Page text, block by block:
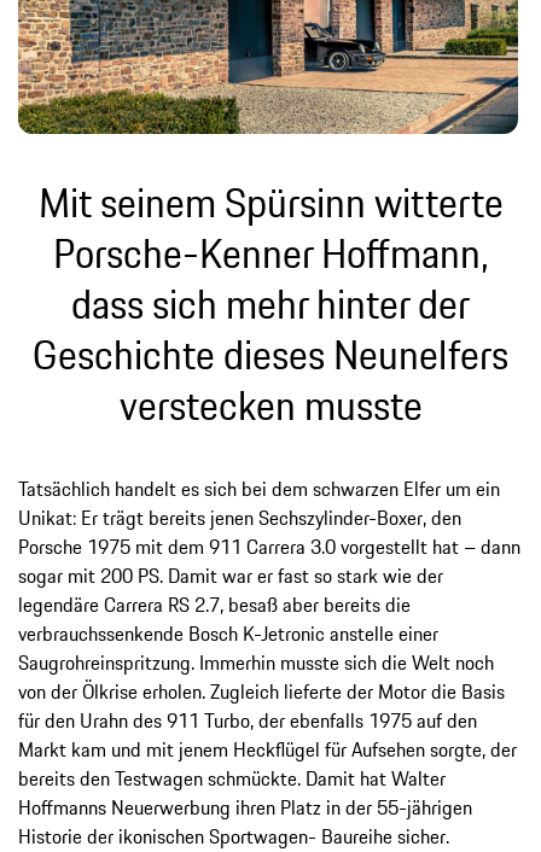
Mit seinem Spürsinn witterte
Porsche-Kenner Hoffmann,
dass sich mehr hinter der
Geschichte dieses Neunelfers
verstecken musste
Tatsächlich handelt es sich bei dem schwarzen Elfer um ein
Unikat: Er trägt bereits jenen Sechszylinder-Boxer, den
Porsche 1975 mit dem 911 Carrera 3.0 vorgestellt hat – dann
sogar mit 200 PS. Damit war er fast so stark wie der
legendäre Carrera RS 2.7, besaß aber bereits die
verbrauchssenkende Bosch K-Jetronic anstelle einer
Saugrohreinspritzung. Immerhin musste sich die Welt noch
von der Ölkrise erholen. Zugleich lieferte der Motor die Basis
für den Urahn des 911 Turbo, der ebenfalls 1975 auf den
Markt kam und mit jenem Heckflügel für Aufsehen sorgte, der
bereits den Testwagen schmückte. Damit hat Walter
Hoffmanns Neuerwerbung ihren Platz in der 55-jährigen
Historie der ikonischen Sportwagen- Baureihe sicher.